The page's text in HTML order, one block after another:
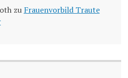
zu Frauenvorbild Traute